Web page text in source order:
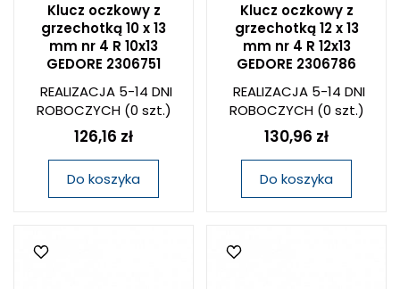
Klucz oczkowy z
grzechotką 10 x 13
mm nr 4 R 10x13
GEDORE 2306751
REALIZACJA 5-14 DNI
ROBOCZYCH(0 szt.)
126,16 zł
Do koszyka
Klucz oczkowy z
grzechotką 12 x 13
mm nr 4 R 12x13
GEDORE 2306786
REALIZACJA 5-14 DNI
ROBOCZYCH(0 szt.)
130,96 zł
Do koszyka